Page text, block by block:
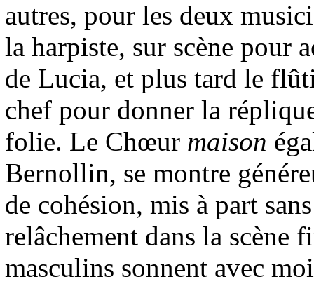
autres, pour les deux
la harpiste, sur scène pour
de Lucia, et plus tard le
chef pour donner la
folie. Le Chœur maison
Bernollin, se montre
de cohésion, mis à part
relâchement dans la scène
masculins sonnent avec